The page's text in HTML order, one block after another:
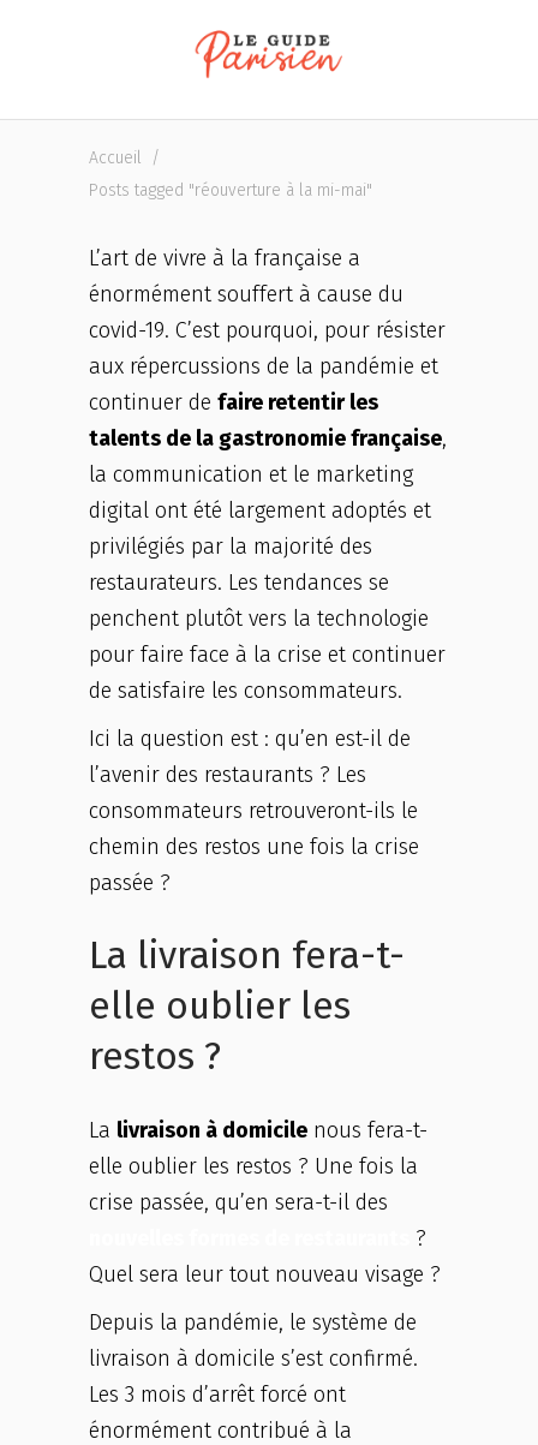
Accueil /
Posts tagged "réouverture à la mi-mai"
L’art de vivre à la française a
énormément souffert à cause du
covid-19. C’est pourquoi, pour résister
aux répercussions de la pandémie et
continuer de faire retentir les
talents de la gastronomie française,
la communication et le marketing
digital ont été largement adoptés et
privilégiés par la majorité des
restaurateurs. Les tendances se
penchent plutôt vers la technologie
pour faire face à la crise et continuer
de satisfaire les consommateurs.
Ici la question est : qu’en est-il de
l’avenir des restaurants ? Les
consommateurs retrouveront-ils le
chemin des restos une fois la crise
passée ?
La livraison fera-t-
elle oublier les
restos ?
La livraison à domicile nous fera-t-
elle oublier les restos ? Une fois la
crise passée, qu’en sera-t-il des
?
Quel sera leur tout nouveau visage ?
Depuis la pandémie, le système de
livraison à domicile s’est confirmé.
Les 3 mois d’arrêt forcé ont
énormément contribué à la